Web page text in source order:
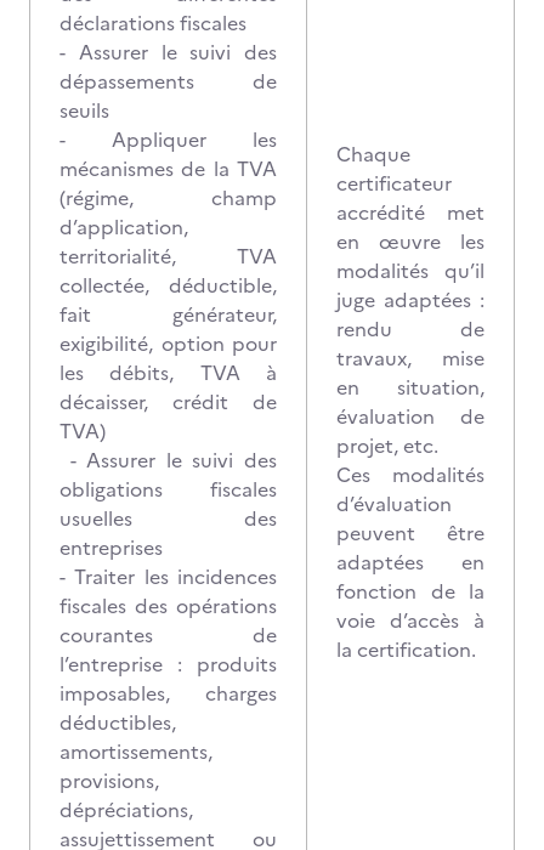
déclarations fiscales
- Assurer le suivi des
dépassements de
seuils
- Appliquer les
mécanismes de la TVA
(régime, champ
d’application,
territorialité, TVA
collectée, déductible,
fait générateur,
exigibilité, option pour
les débits, TVA à
décaisser, crédit de
TVA)
- Assurer le suivi des
obligations fiscales
usuelles des
entreprises
- Traiter les incidences
fiscales des opérations
courantes de
l’entreprise : produits
imposables, charges
déductibles,
amortissements,
provisions,
dépréciations,
assujettissement ou
Chaque
certificateur
accrédité met
en œuvre les
modalités qu’il
juge adaptées :
rendu de
travaux, mise
en situation,
évaluation de
projet, etc.
Ces modalités
d’évaluation
peuvent être
adaptées en
fonction de la
voie d’accès à
la certification.